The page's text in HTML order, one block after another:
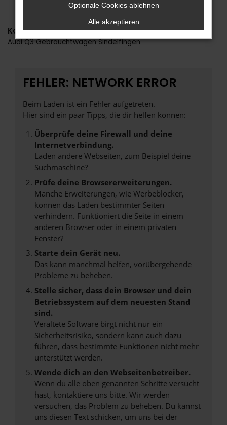
Kategorie
Audi Q3 Gebrauchtwagen Sindelfingen
FEHLER: NETWORK ERROR
Beim Laden ist ein Fehler aufgetreten.
Hier sind ein paar Tipps, die dir helfen können:
Überprüfe deine Firewall und deine
Internetverbindung.
Laden andere Webseiten, zum Beispiel deine
Suchmaschine?
Prüfe deine Browsererweiterungen.
Manche Erweiterungen, wie Werbeblocker,
können das Laden bestimmter Seiten
verhindern. Funktioniert die Seite in einem
anderen Browser oder in einem privaten
Fenster?
Starte dein Gerät neu.
Das kann manchmal helfen, vorübergehende
Probleme zu beheben.
Stelle sicher, dass dein Browser und dein
Betriebssystem auf dem neuesten Stand
sind.
Veraltete Software birgt nicht nur ein
Sicherheitsrisiko, sondern kann auch dazu
führen, dass bestimmte Funktionen nicht mehr
unterstützt werden.
Wende dich an den Webseitenbetreiber.
Wenn du alle oben genannten Schritte versucht
hast, kontaktiere uns bitte. Wir werden
versuchen, das Problem zu beheben. Du kannst
uns diesen Text schicken, um uns bei der
Optionale Cookies ablehnen
Alle akzeptieren